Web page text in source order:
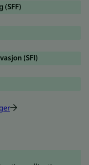
(SFF)
(SFI)